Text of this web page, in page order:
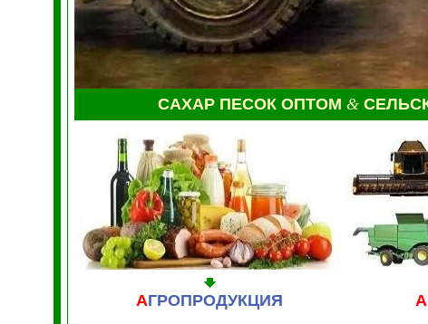
САХАР ПЕСОК ОПТОМ &
АГРОПРОДУКЦИЯ А